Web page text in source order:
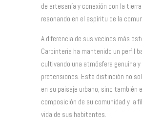
de artesanía y conexión con la
resonando en el espíritu de la
A diferencia de sus vecinos más
Carpinteria ha mantenido un perfil
cultivando una atmósfera genuina y
pretensiones. Esta distinción no
en su paisaje urbano, sino también
composición de su comunidad y la
vida de sus habitantes.